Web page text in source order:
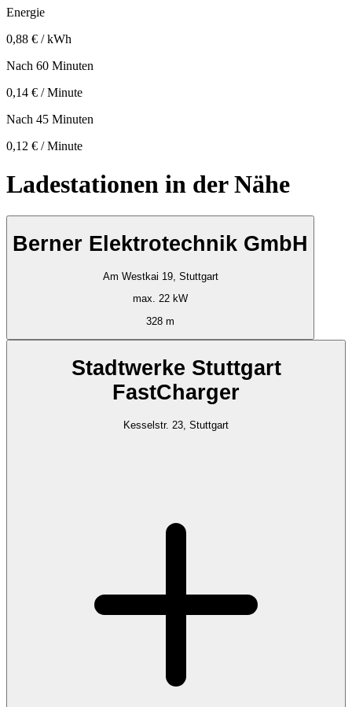
Energie
0,88 € / kWh
Nach 60 Minuten
0,14 € / Minute
Nach 45 Minuten
0,12 € / Minute
Ladestationen in der Nähe
Berner Elektrotechnik GmbH
Am Westkai 19, Stuttgart
max. 22 kW
328 m
Stadtwerke Stuttgart
FastCharger
Kesselstr. 23, Stuttgart